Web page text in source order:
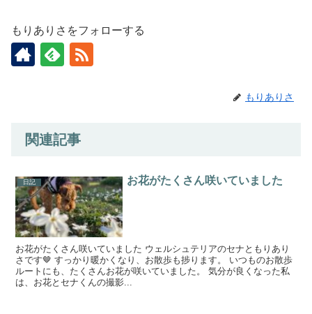
もりありさをフォローする
もりありさ
関連記事
日記 お花がたくさん咲いていました
お花がたくさん咲いていました ウェルシュテリアのセナともりあり
さです🤎 すっかり暖かくなり、お散歩も捗ります。 いつものお散歩
ルートにも、たくさんお花が咲いていました。 気分が良くなった私
は、お花とセナくんの撮影...